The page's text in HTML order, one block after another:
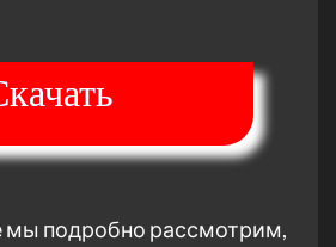
мы подробно рассмотрим,